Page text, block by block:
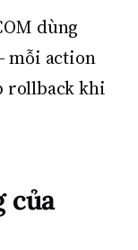
dùng
mỗi action
rollback khi
của